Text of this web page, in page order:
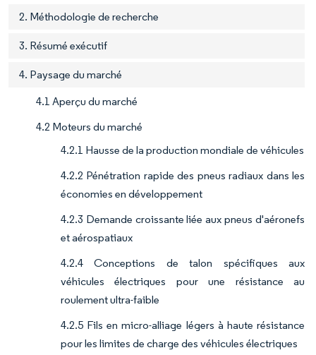
2. Méthodologie de recherche
3. Résumé exécutif
4. Paysage du marché
4.1 Aperçu du marché
4.2 Moteurs du marché
4.2.1 Hausse de la production mondiale de véhicules
4.2.2 Pénétration rapide des pneus radiaux dans les
économies en développement
4.2.3 Demande croissante liée aux pneus d'aéronefs
et aérospatiaux
4.2.4 Conceptions de talon spécifiques aux
véhicules électriques pour une résistance au
roulement ultra-faible
4.2.5 Fils en micro-alliage légers à haute résistance
pour les limites de charge des véhicules électriques